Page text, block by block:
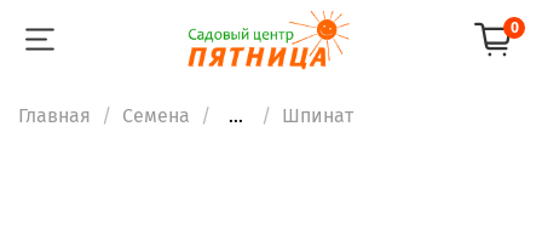
0
Главная Семена ... Шпинат